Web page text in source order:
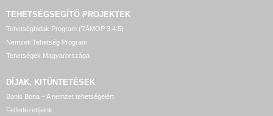
TEHETSÉGSEGÍTŐ PROJEKTEK
Tehetséghidak Program (TÁMOP 3.4.5)
Nemzeti Tehetség Program
Tehetségek Magyarországa
DÍJAK, KITÜNTETÉSEK
Bonis Bona – A nemzet tehetségeiért
Felfedezettjeink